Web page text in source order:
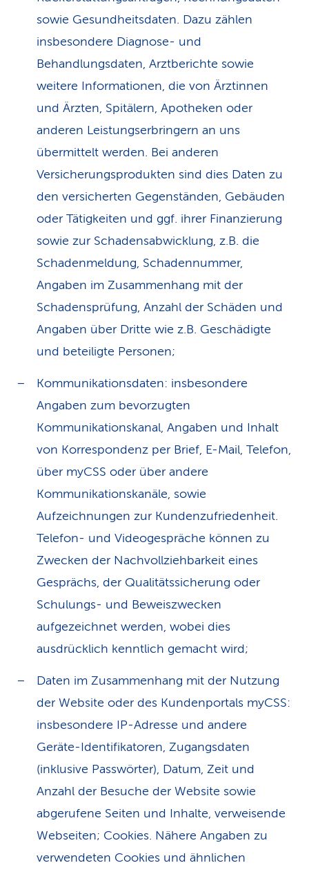
sowie Gesundheitsdaten. Dazu zählen
insbesondere Diagnose- und
Behandlungsdaten, Arztberichte sowie
weitere Informationen, die von Ärztinnen
und Ärzten, Spitälern, Apotheken oder
anderen Leistungserbringern an uns
übermittelt werden. Bei anderen
Versicherungsprodukten sind dies Daten zu
den versicherten Gegenständen, Gebäuden
oder Tätigkeiten und ggf. ihrer Finanzierung
sowie zur Schadensabwicklung, z.B. die
Schadenmeldung, Schadennummer,
Angaben im Zusammenhang mit der
Schadensprüfung, Anzahl der Schäden und
Angaben über Dritte wie z.B. Geschädigte
und beteiligte Personen;
Kommunikationsdaten: insbesondere
Angaben zum bevorzugten
Kommunikationskanal, Angaben und Inhalt
von Korrespondenz per Brief, E-Mail, Telefon,
über myCSS oder über andere
Kommunikationskanäle, sowie
Aufzeichnungen zur Kundenzufriedenheit.
Telefon- und Videogespräche können zu
Zwecken der Nachvollziehbarkeit eines
Gesprächs, der Qualitätssicherung oder
Schulungs- und Beweiszwecken
aufgezeichnet werden, wobei dies
ausdrücklich kenntlich gemacht wird;
Daten im Zusammenhang mit der Nutzung
der Website oder des Kundenportals myCSS:
insbesondere IP-Adresse und andere
Geräte-Identifikatoren, Zugangsdaten
(inklusive Passwörter), Datum, Zeit und
Anzahl der Besuche der Website sowie
abgerufene Seiten und Inhalte, verweisende
Webseiten; Cookies. Nähere Angaben zu
verwendeten Cookies und ähnlichen